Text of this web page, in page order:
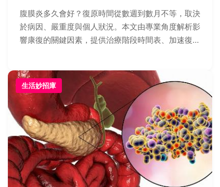
腹膜炎多久會好？復原時間從數週到數月不等，取決
於病因、嚴重度與個人狀況。本文由專業角度解析影
響康復的關鍵因素，提供治療階段時間表、加速復原
生活妙招庫